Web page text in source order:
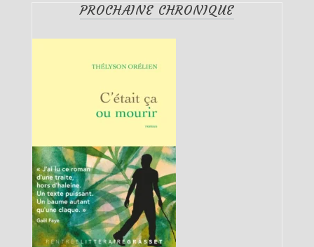
PROCHAINE CHRONIQUE